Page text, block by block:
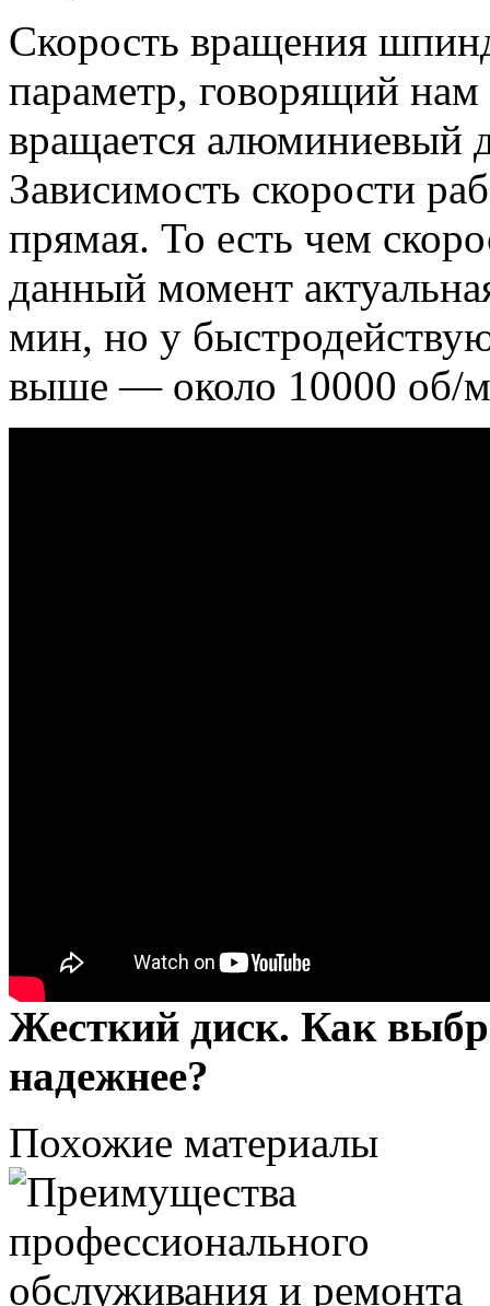
Скорость вращения
параметр, говорящий
вращается алюминиевый
Зависимость скорости
прямая. То есть чем
данный момент
мин, но у
выше — около 10000 об/
Жесткий диск. Как
надежнее?
Похожие материалы